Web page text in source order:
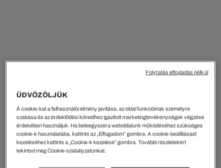
ÜDVÖZÖLJÜK
A cookie-kat a felhasználói élmény javítása, az oldal funkcióinak személyre
szabása és az érdeklődési köreidhez igazított marketingtevékenységek végzése
érdekében használjuk. Ha beleegyezel a weboldalunk működéséhez szükséges
cookie-k használatába, kattints az „Elfogadom” gombra. A cookie-beállításaid
kezeléséhez kattints a „Cookie-k kezelése” gombra. További részletekért
tekintsd meg Cookie-szabályzatunkat.
Folytatás elfogadás nélkül